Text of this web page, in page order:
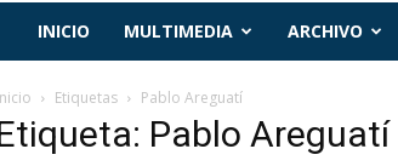
INICIO MULTIMEDIA ARCHIVO
Etiquetas Pablo Areguatí
Pablo Areguatí